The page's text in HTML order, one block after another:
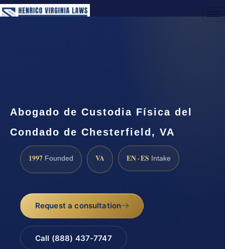
Abogado de Custodia Física del
Condado de Chesterfield, VA
1997 Founded VA EN · ES Intake
Request a consultation
Call (888) 437-7747